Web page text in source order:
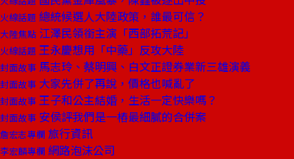
火線話題 總統候選人大陸政策，誰最可信？
大陸焦點 江澤民領銜主演「西部拓荒記」
火線話題 王永慶想用「中藥」反攻大陸
封面故事 馬志玲、蔡明興、白文正證券業新三雄演義
封面故事 大家先併了再說，價格也喊亂了
封面故事 王子和公主結婚，生活一定快樂嗎？
封面故事 安侯評我們是一樁最細膩的合併案
詹宏志專欄 旅行資訊
李宏麟專欄 網路泡沫公司